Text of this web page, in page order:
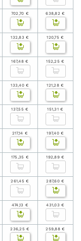
702,70 € 638,82 €
132,83 € 120,75 €
167,48 € 152,25 €
133,40 € 121,28 €
137,55 € 151,31 €
217,14 € 197,40 €
175,35 € 192,89 €
261,45 € 287,60 €
474,13 € 431,03 €
236,25 € 259,88 €